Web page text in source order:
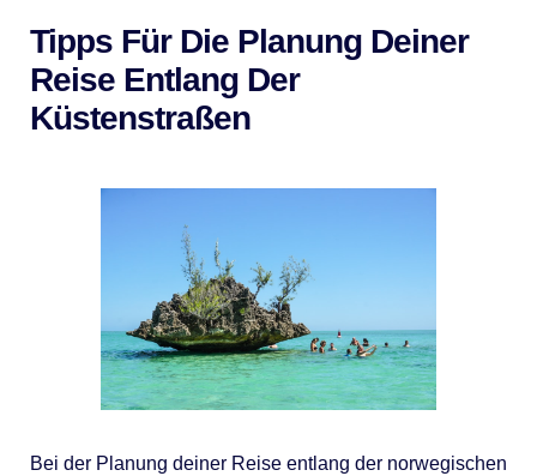
Tipps Für Die Planung Deiner
Reise Entlang Der
Küstenstraßen
Bei der Planung deiner Reise entlang der norwegischen